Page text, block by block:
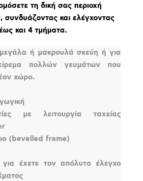
τη δική σας περιοχή
συνδυάζοντας και ελέγχοντας
και 4 τμήματα.
μεγάλα ή μακρουλά σκεύη ή για
πολλών γευμάτων που
χώρο.
με λειτουργία ταχείας
(bevelled frame)
για έχετε τον απόλυτο έλεγχο